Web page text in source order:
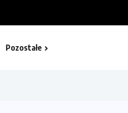
Pozostałe